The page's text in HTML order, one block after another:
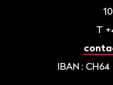
T
IBAN :